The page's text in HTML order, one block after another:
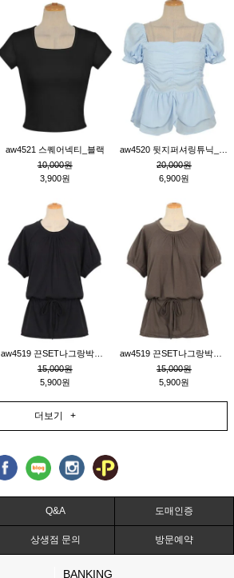
aw4521 스퀘어넥티_블랙
10,000원
3,900원
20,000원
6,900원
15,000원
5,900원
15,000원
5,900원
더보기 +
Q&A 도매인증
상생점 문의 방문예약
BANKING